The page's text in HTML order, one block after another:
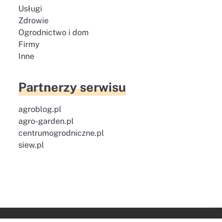
Usługi
Zdrowie
Ogrodnictwo i dom
Firmy
Inne
Partnerzy serwisu
agroblog.pl
agro-garden.pl
centrumogrodniczne.pl
siew.pl